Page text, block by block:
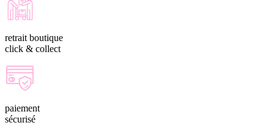
retrait boutique
click & collect
paiement
sécurisé